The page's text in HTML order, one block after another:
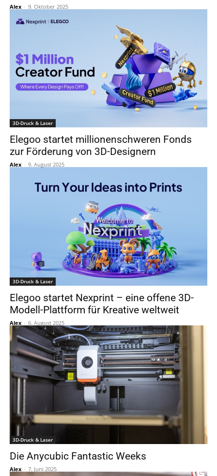
Alex - 9. Oktober 2025
3D-Druck & Laser
Elegoo startet millionenschweren Fonds
zur Förderung von 3D-Designern
Alex - 9. August 2025
3D-Druck & Laser
Elegoo startet Nexprint – eine offene 3D-
Modell-Plattform für Kreative weltweit
Alex - 6. August 2025
3D-Druck & Laser
Die Anycubic Fantastic Weeks
Alex - 7. Juni 2025